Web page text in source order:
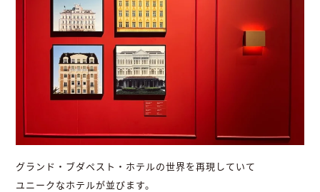
グランド・ブダペスト・ホテルの世界を再現していて
ユニークなホテルが並びます。